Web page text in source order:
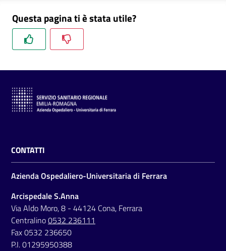
Questa pagina ti è stata utile?
CONTATTI
Azienda Ospedaliero-Universitaria di Ferrara
Arcispedale S.Anna
Via Aldo Moro, 8 - 44124 Cona, Ferrara
Centralino0532 236111
Fax 0532 236650
P.I. 01295950388